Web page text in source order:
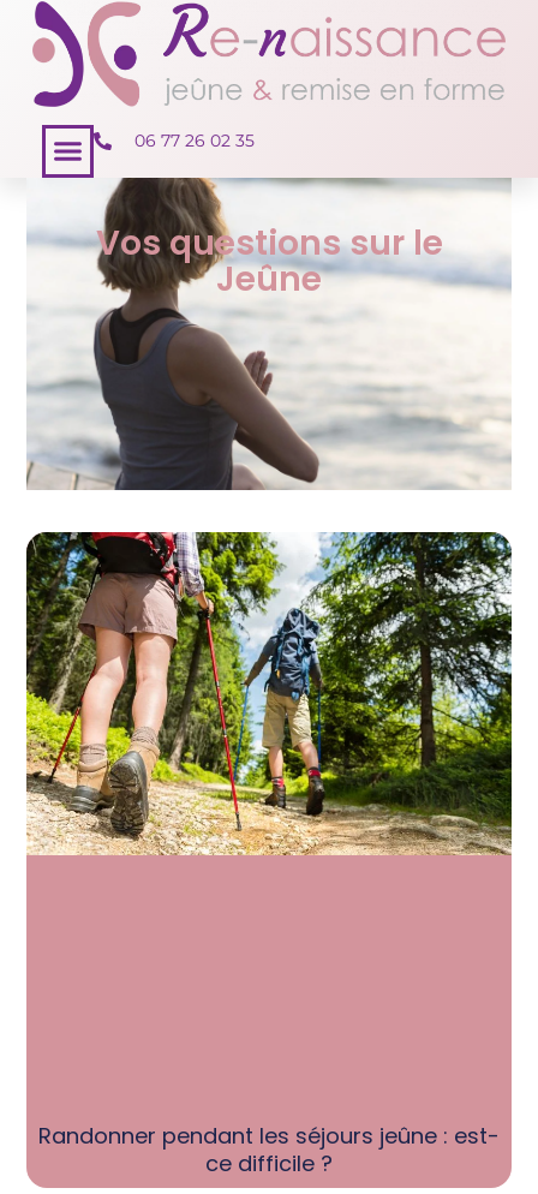
06 77 26 02 35
Vos questions sur le
Jeûne
Randonner pendant les séjours jeûne : est-
ce difficile ?